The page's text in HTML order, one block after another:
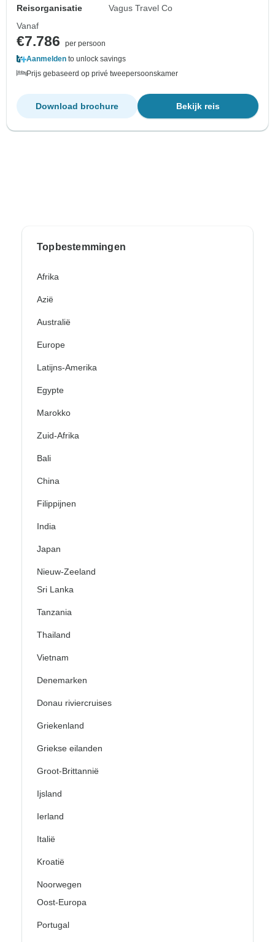
Reisorganisatie
Vagus Travel Co
Vanaf
€7.786
per persoon
Aanmelden to unlock savings
Prijs gebaseerd op privé tweepersoonskamer
Bekijk reis
Download brochure
Topbestemmingen
Afrika
Azië
Australië
Europe
Latijns-Amerika
Egypte
Marokko
Zuid-Afrika
Bali
China
Filippijnen
India
Japan
Nieuw-Zeeland
Sri Lanka
Tanzania
Thailand
Vietnam
Denemarken
Donau riviercruises
Griekenland
Griekse eilanden
Groot-Brittannië
Ijsland
Ierland
Italië
Kroatië
Noorwegen
Oost-Europa
Portugal